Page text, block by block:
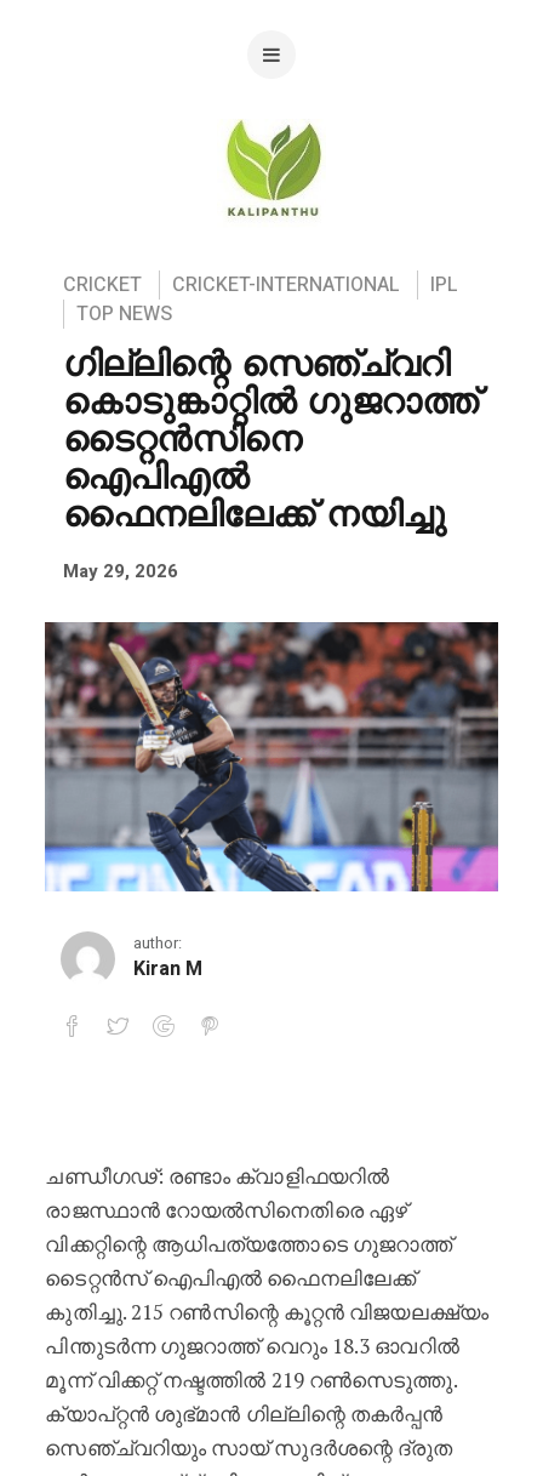
CRICKET CRICKET-INTERNATIONAL
IPL
TOP NEWS
ഗില്ലിന്റെ സെഞ്ച്വറി
കൊടുങ്കാറ്റിൽ ഗുജറാത്ത്
ടൈറ്റൻസിനെ
ഐപിഎൽ
ഫൈനലിലേക്ക് നയിച്ചു
May 29, 2026
author:
Kiran M
ചണ്ഡീഗഢ്: രണ്ടാം ക്വാളിഫയറിൽ
രാജസ്ഥാൻ റോയൽസിനെതിരെ ഏഴ്
വിക്കറ്റിന്റെ ആധിപത്യത്തോടെ ഗുജറാത്ത്
ടൈറ്റൻസ് ഐപിഎൽ ഫൈനലിലേക്ക്
കുതിച്ചു. 215 റൺസിന്റെ കൂറ്റൻ വിജയലക്ഷ്യം
പിന്തുടർന്ന ഗുജറാത്ത് വെറും 18.3 ഓവറിൽ
മൂന്ന് വിക്കറ്റ് നഷ്ടത്തിൽ 219 റൺസെടുത്തു.
ക്യാപ്റ്റൻ ശുഭ്മാൻ ഗില്ലിന്റെ തകർപ്പൻ
സെഞ്ച്വറിയും സായ് സുദർശന്റെ ദ്രുത